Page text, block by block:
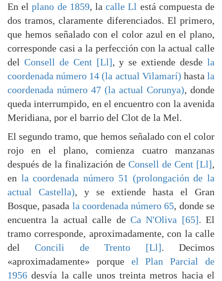
En elplano de 1859, lacalle Ll está compuesta de
dos tramos, claramente diferenciados. El primero,
que hemos señalado con el color azul en el plano,
corresponde casi a la perfección con la actual calle
del Consell de Cent [Ll], y se extiende desdela
coordenada número 14 (la actual Vilamarí) hastala
coordenada número 47 (la actual Corunya), donde
queda interrumpido, en el encuentro con la avenida
Meridiana, por el barrio del Clot de la Mel.
El segundo tramo, que hemos señalado con el color
rojo en el plano, comienza cuatro manzanas
después de la finalización de Consell de Cent [Ll],
en la coordenada número 51 (prolongación de la
actual Castella), y se extiende hasta el Gran
Bosque, pasada la coordenada número 65, donde se
encuentra la actual calle de Ca N'Oliva [65]. El
tramo corresponde, aproximadamente, con la calle
delConcili de Trento [Ll]. Decimos
«aproximadamente» porque el Plan Parcial de
1956 desvía la calle unos treinta metros hacia el